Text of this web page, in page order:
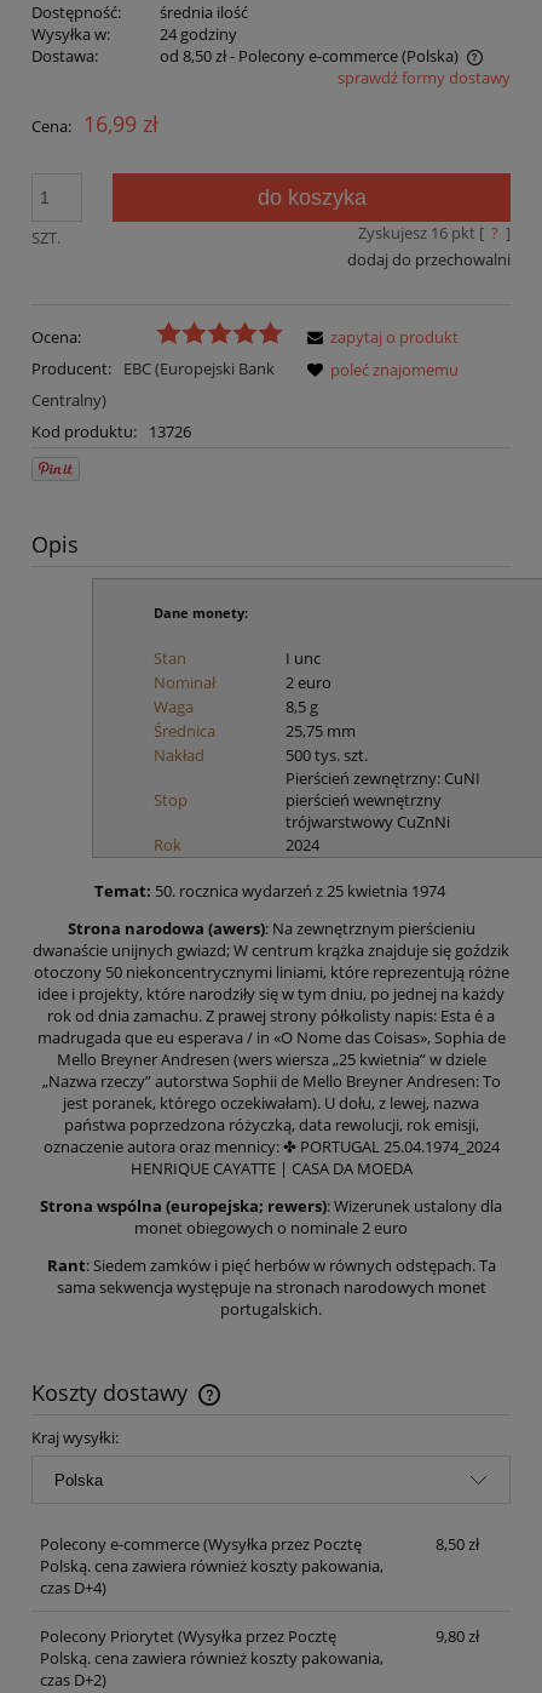
Dostępność:
średnia ilość
Wysyłka w:
24 godziny
Dostawa:
od 8,50 zł- Polecony e-commerce(Polska)
Cena nie zawiera ewentualnych kosztów płatnościsprawdź formy dostawy
Cena: 16,99 zł
SZT.
do koszyka
Zyskujesz 16pkt [ ? ]
dodaj do przechowalni
Ocena:
Producent:
EBC (Europejski Bank
Centralny)
Kod produktu:
13726
zapytaj o produkt
poleć znajomemu
Opis
Dane monety:
Stan
I unc
Nominał
2 euro
Waga
8,5 g
Średnica
25,75 mm
Nakład
500 tys. szt.
Stop
Pierścień zewnętrzny: CuNI
pierścień wewnętrzny
trójwarstwowy CuZnNi
Rok
2024
Temat: 50. rocznica wydarzeń z 25 kwietnia 1974
Strona narodowa (awers): Na zewnętrznym pierścieniu
dwanaście unijnych gwiazd; W centrum krążka znajduje się goździk
otoczony 50 niekoncentrycznymi liniami, które reprezentują różne
idee i projekty, które narodziły się w tym dniu, po jednej na każdy
rok od dnia zamachu. Z prawej strony półkolisty napis: Esta é a
madrugada que eu esperava / in «O Nome das Coisas», Sophia de
Mello Breyner Andresen (wers wiersza „25 kwietnia” w dziele
„Nazwa rzeczy” autorstwa Sophii de Mello Breyner Andresen: To
jest poranek, którego oczekiwałam). U dołu, z lewej, nazwa
państwa poprzedzona różyczką, data rewolucji, rok emisji,
oznaczenie autora oraz mennicy: ✤ PORTUGAL 25.04.1974_2024
HENRIQUE CAYATTE | CASA DA MOEDA
Strona wspólna (europejska; rewers): Wizerunek ustalony dla
monet obiegowych o nominale 2 euro
Rant: Siedem zamków i pięć herbów w równych odstępach. Ta
sama sekwencja występuje na stronach narodowych monet
portugalskich.
Koszty dostawy
Cena nie zawiera ewentualnych kosztów płatności
Kraj wysyłki:
Polecony e-commerce(Wysyłka przez Pocztę
Polską. cena zawiera również koszty pakowania,
czas D+4)
8,50 zł
Polecony Priorytet(Wysyłka przez Pocztę
Polską. cena zawiera również koszty pakowania,
czas D+2)
9,80 zł